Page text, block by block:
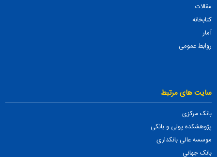
مقالات
کتابخانه
آمار
روابط عمومی
سایت های مرتبط
بانک مرکزی
پژوهشکده پولی و بانکی
موسسه عالی بانکداری
بانک جهانی